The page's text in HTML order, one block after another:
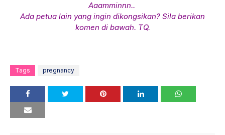
Aaamminnn..
Ada petua lain yang ingin dikongsikan? Sila berikan
komen di bawah. TQ.
Tags pregnancy